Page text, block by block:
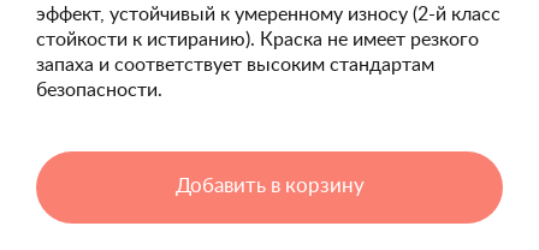
эффект, устойчивый к умеренному износу (2-й класс
стойкости к истиранию). Краска не имеет резкого
запаха и соответствует высоким стандартам
безопасности.
Добавить в корзину